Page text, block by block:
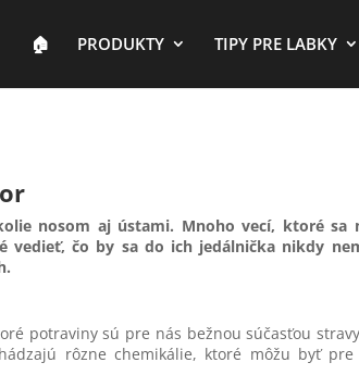
🏠︎ PRODUKTY TIPY PRE LABKY
nosom aj ústami. Mnoho vecí, ktoré sa
vedieť, čo by sa do ich jedálnička nikdy
potraviny sú pre nás bežnou súčasťou
rôzne chemikálie, ktoré môžu byť pre